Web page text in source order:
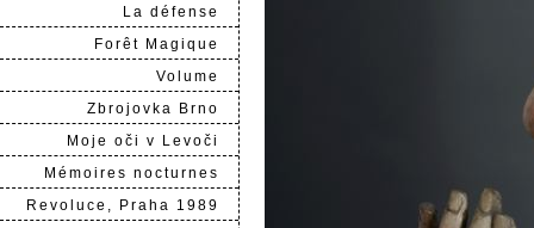
La défense
Forêt Magique
Volume
Zbrojovka Brno
Moje oči v Levoči
Mémoires nocturnes
Revoluce, Praha 1989